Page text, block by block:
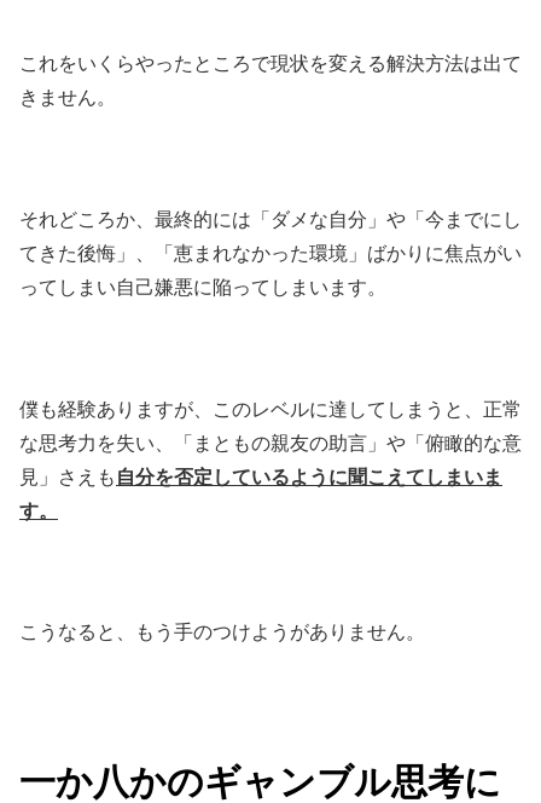
これをいくらやったところで現状を変える解決方法は出て
きません。
それどころか、最終的には「ダメな自分」や「今までにし
てきた後悔」、「恵まれなかった環境」ばかりに焦点がい
ってしまい自己嫌悪に陥ってしまいます。
僕も経験ありますが、このレベルに達してしまうと、正常
な思考力を失い、「まともの親友の助言」や「俯瞰的な意
見」さえも 自分を否定しているように聞こえてしまいま
す。
こうなると、もう手のつけようがありません。
一か八かのギャンブル思考に